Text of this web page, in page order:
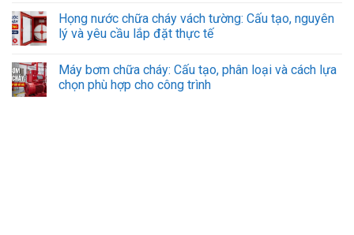
Họng nước chữa cháy vách tường: Cấu tạo, nguyên
lý và yêu cầu lắp đặt thực tế
Máy bơm chữa cháy: Cấu tạo, phân loại và cách lựa
chọn phù hợp cho công trình